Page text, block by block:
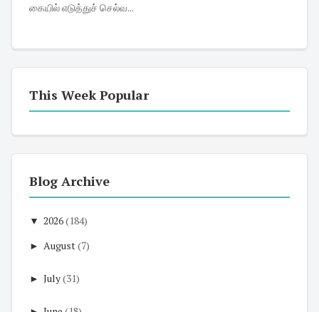
கையில் எடுத்துச் செல்வ...
This Week Popular
Blog Archive
▼ 2026(184)
► August(7)
► July(31)